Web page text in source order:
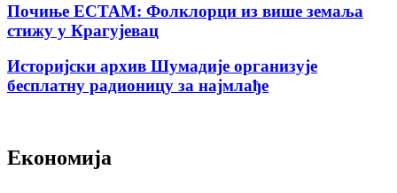
Почиње ЕСТАМ: Фолклорци из више земаља
стижу у Крагујевац
Историјски архив Шумадије организује
бесплатну радионицу за најмлађе
Економија